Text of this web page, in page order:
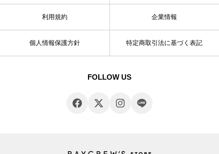
利用規約 企業情報
個人情報保護方針 特定商取引法に基づく表記
FOLLOW US